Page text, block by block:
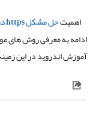
اهمیتحلمشکل
ادامه به معرفی روش های
آموزش اندروید در این